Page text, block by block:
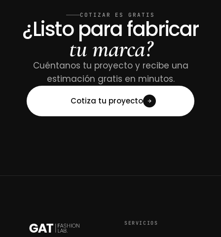
COTIZAR ES GRATIS
¿Listo para fabricar
tu marca?
Cuéntanos tu proyecto y recibe una
estimación gratis en minutos.
Cotiza tu proyecto
SERVICIOS